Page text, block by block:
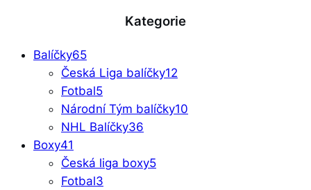
Kategorie
Balíčky65
Česká Liga balíčky12
Fotbal5
Národní Tým balíčky10
NHL Balíčky36
Boxy41
Česká liga boxy5
Fotbal3